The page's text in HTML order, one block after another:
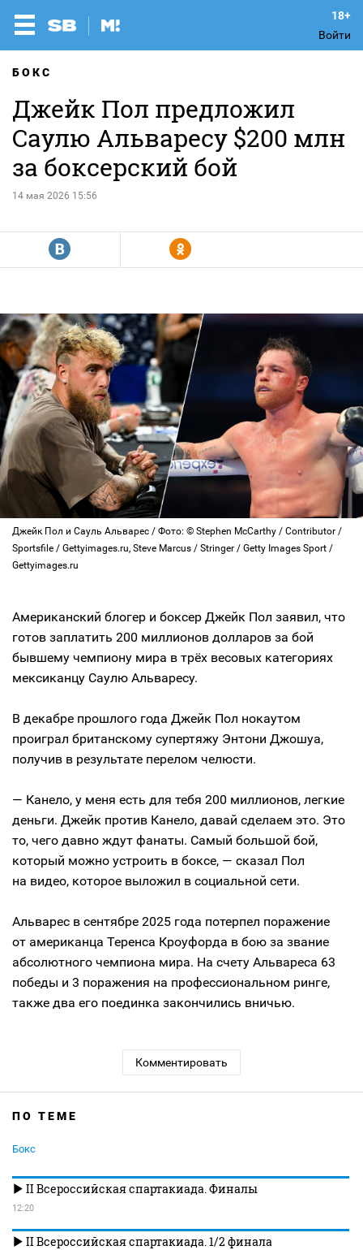
Войти
БОКС
Джейк Пол предложил
Саулю Альваресу $200 млн
за боксерский бой
14 мая 2026 15:56
R Y
Джейк Пол и Сауль Альварес / Фото: © Stephen McCarthy / Contributor /
Sportsfile / Gettyimages.ru, Steve Marcus / Stringer / Getty Images Sport /
Gettyimages.ru
Американский блогер и боксер Джейк Пол заявил, что
готов заплатить 200 миллионов долларов за бой
бывшему чемпиону мира в трёх весовых категориях
мексиканцу Саулю Альваресу.
В декабре прошлого года Джейк Пол нокаутом
проиграл британскому супертяжу Энтони Джошуа,
получив в результате перелом челюсти.
— Канело, у меня есть для тебя 200 миллионов, легкие
деньги. Джейк против Канело, давай сделаем это. Это
то, чего давно ждут фанаты. Самый большой бой,
который можно устроить в боксе, — сказал Пол
на видео, которое выложил в социальной сети.
Альварес в сентябре 2025 года потерпел поражение
от американца Теренса Кроуфорда в бою за звание
абсолютного чемпиона мира. На счету Альвареса 63
победы и 3 поражения на профессиональном ринге,
также два его поединка закончились вничью.
Комментировать
ПО ТЕМЕ
Бокс
II Всероссийская спартакиада. Финалы
12:20
II Всероссийская спартакиада. 1/2 финала